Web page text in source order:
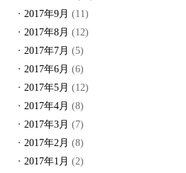
2017年9月 (11)
2017年8月 (12)
2017年7月 (5)
2017年6月 (6)
2017年5月 (12)
2017年4月 (8)
2017年3月 (7)
2017年2月 (8)
2017年1月 (2)